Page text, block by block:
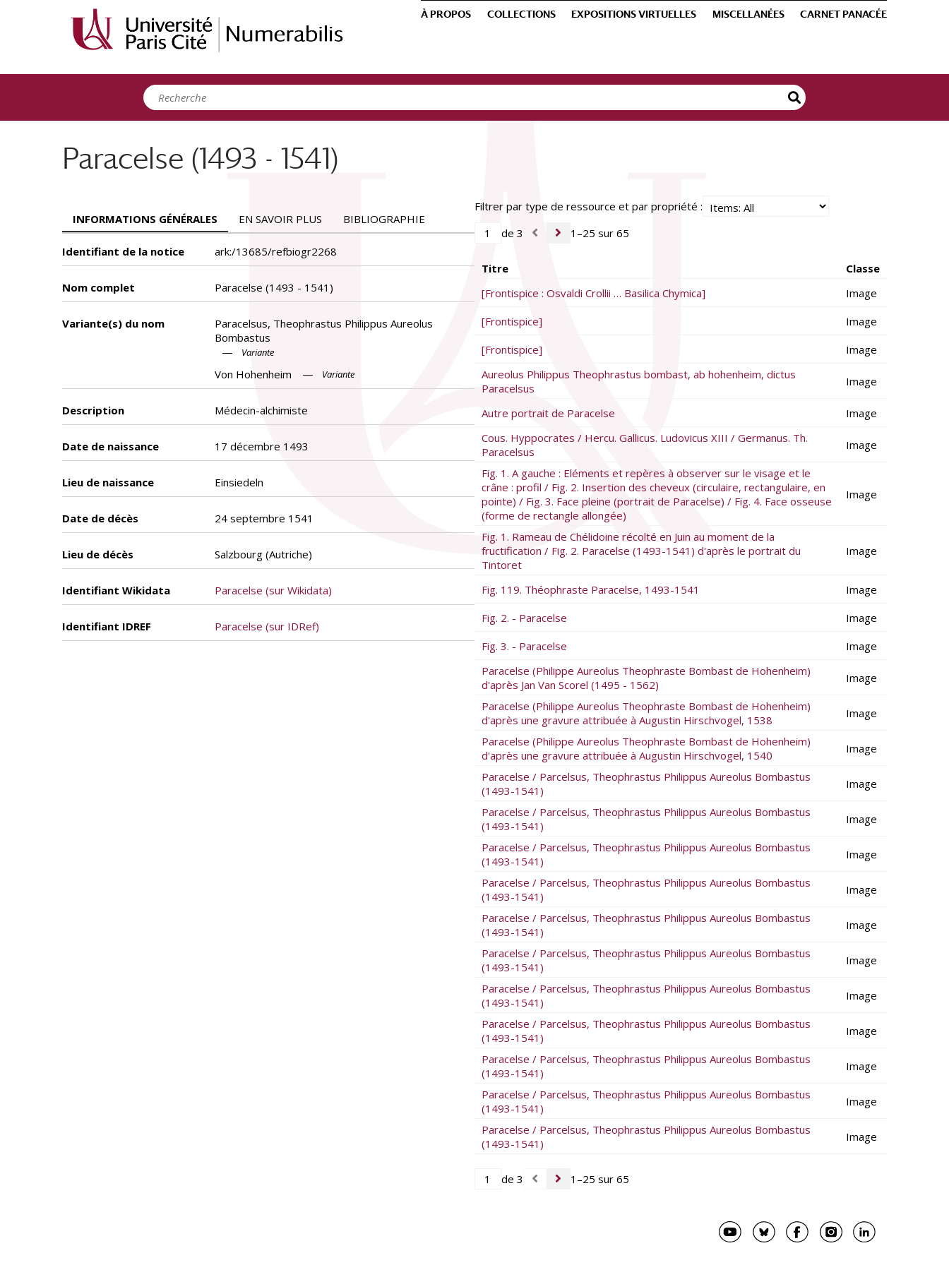
À PROPOS COLLECTIONS EXPOSITIONS VIRTUELLES MISCELLANÉES CARNET PANACÉE
Paracelse (1493 - 1541)
INFORMATIONS GÉNÉRALES EN SAVOIR PLUS BIBLIOGRAPHIE
Identifiant de la notice ark:/13685/refbiogr2268
Nom complet Paracelse (1493 - 1541)
Variante(s) du nom
Paracelsus, Theophrastus Philippus Aureolus
Bombastus
Variante
Von Hohenheim Variante
Description Médecin-alchimiste
Date de naissance 17 décembre 1493
Lieu de naissance Einsiedeln
Date de décès 24 septembre 1541
Lieu de décès Salzbourg (Autriche)
Identifiant Wikidata Paracelse (sur Wikidata)
Identifiant IDREF Paracelse (sur IDRef)
Filtrer par type de ressource et par propriété :
de 3
1–25 sur 65
Titre
Classe
[Frontispice : Osvaldi Crollii … Basilica Chymica]
Image
[Frontispice]
Image
[Frontispice]
Image
Aureolus Philippus Theophrastus bombast, ab hohenheim, dictus
Paracelsus
Image
Autre portrait de Paracelse
Image
Cous. Hyppocrates / Hercu. Gallicus. Ludovicus XIII / Germanus. Th.
Paracelsus
Image
Fig. 1. A gauche : Eléments et repères à observer sur le visage et le
crâne : profil / Fig. 2. Insertion des cheveux (circulaire, rectangulaire, en
pointe) / Fig. 3. Face pleine (portrait de Paracelse) / Fig. 4. Face osseuse
(forme de rectangle allongée)
Image
Fig. 1. Rameau de Chélidoine récolté en Juin au moment de la
fructification / Fig. 2. Paracelse (1493-1541) d'après le portrait du
Tintoret
Image
Fig. 119. Théophraste Paracelse, 1493-1541
Image
Fig. 2. - Paracelse
Image
Fig. 3. - Paracelse
Image
Paracelse (Philippe Aureolus Theophraste Bombast de Hohenheim)
d'après Jan Van Scorel (1495 - 1562)
Image
Paracelse (Philippe Aureolus Theophraste Bombast de Hohenheim)
d'après une gravure attribuée à Augustin Hirschvogel, 1538
Image
Paracelse (Philippe Aureolus Theophraste Bombast de Hohenheim)
d'après une gravure attribuée à Augustin Hirschvogel, 1540
Image
Paracelse / Parcelsus, Theophrastus Philippus Aureolus Bombastus
(1493-1541)
Image
Paracelse / Parcelsus, Theophrastus Philippus Aureolus Bombastus
(1493-1541)
Image
Paracelse / Parcelsus, Theophrastus Philippus Aureolus Bombastus
(1493-1541)
Image
Paracelse / Parcelsus, Theophrastus Philippus Aureolus Bombastus
(1493-1541)
Image
Paracelse / Parcelsus, Theophrastus Philippus Aureolus Bombastus
(1493-1541)
Image
Paracelse / Parcelsus, Theophrastus Philippus Aureolus Bombastus
(1493-1541)
Image
Paracelse / Parcelsus, Theophrastus Philippus Aureolus Bombastus
(1493-1541)
Image
Paracelse / Parcelsus, Theophrastus Philippus Aureolus Bombastus
(1493-1541)
Image
Paracelse / Parcelsus, Theophrastus Philippus Aureolus Bombastus
(1493-1541)
Image
Paracelse / Parcelsus, Theophrastus Philippus Aureolus Bombastus
(1493-1541)
Image
Paracelse / Parcelsus, Theophrastus Philippus Aureolus Bombastus
(1493-1541)
Image
de 3 1–25 sur 65
Panneau de gestion des cookies